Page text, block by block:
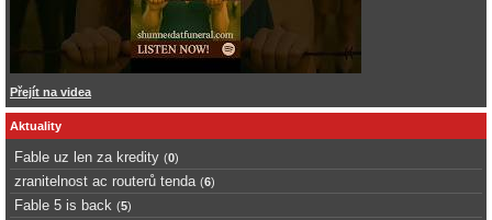
Přejít na videa
Aktuality
Fable uz len za kredity (0)
zranitelnost ac routerů tenda (6)
Fable 5 is back (5)